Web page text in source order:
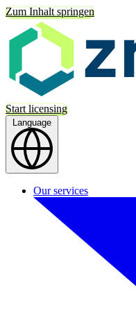
Zum Inhalt springen
Start licensing
Language
Our services